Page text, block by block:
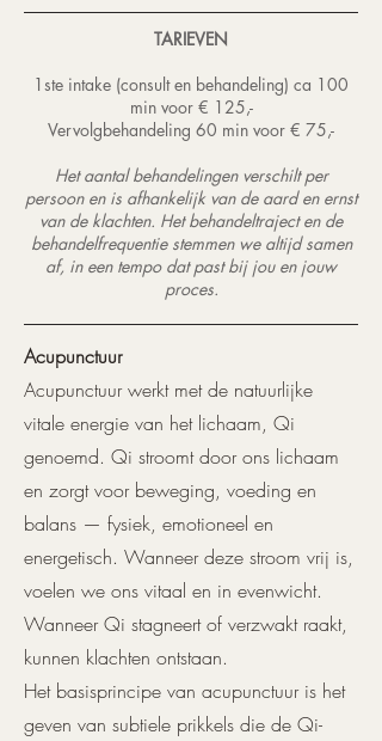
TARIEVEN
1ste intake (consult en behandeling) ca 100
min voor € 125,-
Vervolgbehandeling 60 min voor € 75,-
Het aantal behandelingen verschilt per
persoon en is afhankelijk van de aard en ernst
van de klachten. Het behandeltraject en de
behandelfrequentie stemmen we altijd samen
af, in een tempo dat past bij jou en jouw
proces.
Acupunctuur
Acupunctuur werkt met de natuurlijke
vitale energie van het lichaam, Qi
genoemd. Qi stroomt door ons lichaam
en zorgt voor beweging, voeding en
balans — fysiek, emotioneel en
energetisch. Wanneer deze stroom vrij is,
voelen we ons vitaal en in evenwicht.
Wanneer Qi stagneert of verzwakt raakt,
kunnen klachten ontstaan.
Het basisprincipe van acupunctuur is het
geven van subtiele prikkels die de Qi-